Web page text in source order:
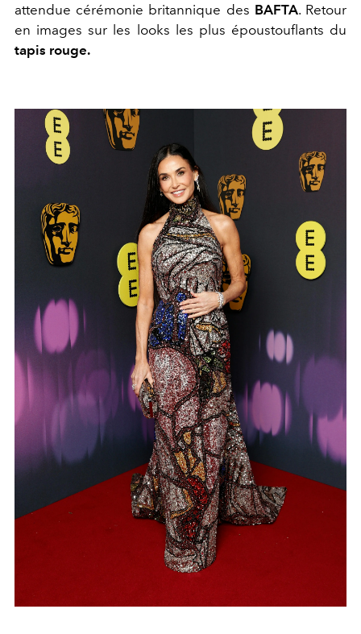
attendue cérémonie britannique des BAFTA. Retour
en images sur les looks les plus époustouflants du
tapis rouge.